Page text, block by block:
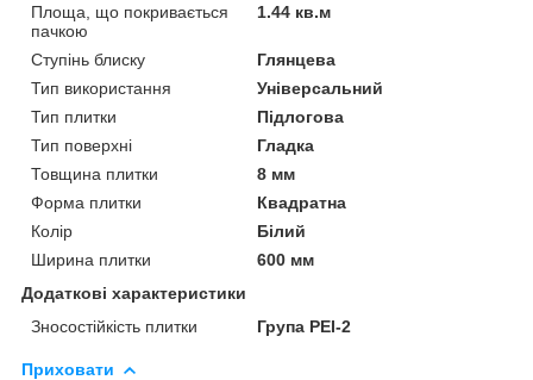
Площа, що покривається
пачкою
1.44 кв.м
Ступінь блиску
Глянцева
Тип використання
Універсальний
Тип плитки
Підлогова
Тип поверхні
Гладка
Товщина плитки
8 мм
Форма плитки
Квадратна
Колір
Білий
Ширина плитки
600 мм
Додаткові характеристики
Зносостійкість плитки
Група PEI-2
Приховати